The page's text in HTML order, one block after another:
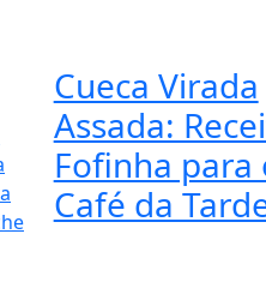
Cueca Virada
Assada:
Fofinha para
Café da